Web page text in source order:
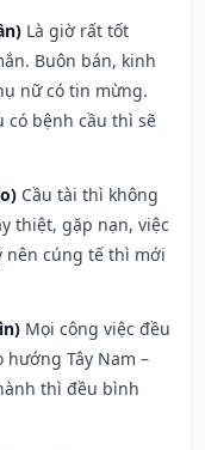
Là giờ rất tốt
Buôn bán, kinh
nữ có tin mừng.
có bệnh cầu thì sẽ
Cầu tài thì không
thiệt, gặp nạn, việc
nên cúng tế thì mới
Mọi công việc đều
Tây Nam –
thì đều bình